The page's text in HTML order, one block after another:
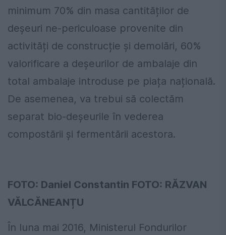
minimum 70% din masa cantităților de
deșeuri ne-periculoase provenite din
activități de construcție și demolări, 60%
valorificare a deșeurilor de ambalaje din
total ambalaje introduse pe piața națională.
De asemenea, va trebui să colectăm
separat bio-deșeurile în vederea
compostării și fermentării acestora.
FOTO: Daniel Constantin FOTO: RĂZVAN
VĂLCĂNEANȚU
În luna mai 2016, Ministerul Fondurilor